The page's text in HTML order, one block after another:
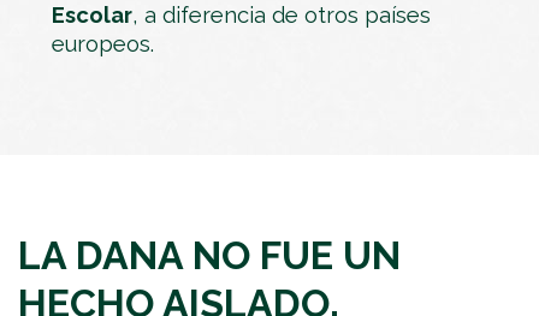
Escolar, a diferencia de otros países
europeos.
LA DANA NO FUE UN
HECHO AISLADO.